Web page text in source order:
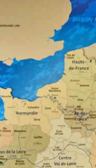
Nos engagements